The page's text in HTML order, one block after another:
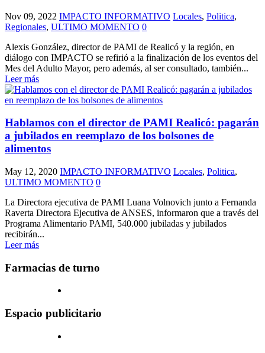
Nov 09, 2022 IMPACTO INFORMATIVO Locales, Politica,
Regionales, ULTIMO MOMENTO 0
Alexis González, director de PAMI de Realicó y la región, en
diálogo con IMPACTO se refirió a la finalización de los eventos del
Mes del Adulto Mayor, pero además, al ser consultado, también...
Leer más
Hablamos con el director de PAMI Realicó: pagarán
a jubilados en reemplazo de los bolsones de
alimentos
May 12, 2020 IMPACTO INFORMATIVO Locales, Politica,
ULTIMO MOMENTO 0
La Directora ejecutiva de PAMI Luana Volnovich junto a Fernanda
Raverta Directora Ejecutiva de ANSES, informaron que a través del
Programa Alimentario PAMI, 540.000 jubiladas y jubilados
recibirán...
Leer más
Farmacias de turno
Espacio publicitario